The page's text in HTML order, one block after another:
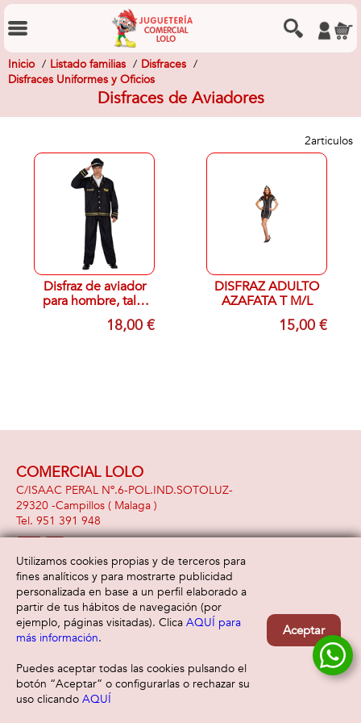
Inicio Listado familias
Disfraces
Disfraces Uniformes y Oficios
Disfraces de Aviadores
2articulos
Disfraz de aviador
para hombre, talla
50-52 M/L18,00 €
DISFRAZ ADULTO
AZAFATA T M/L
15,00 €
Filtrar
COMERCIAL LOLO
C/ISAAC PERAL Nº.6-POL.IND.SOTOLUZ-
29320 -Campillos ( Malaga )
951 391 948
Información
Aviso legal
Política de privacidad
Política de cookies
Atención al cliente
Envío y devolución
Utilizamos cookies propias y de terceros para
fines analíticos y para mostrarte publicidad
personalizada en base a un perfil elaborado a
partir de tus hábitos de navegación (por
ejemplo, páginas visitadas). Clica AQUÍ para
más información.
Puedes aceptar todas las cookies pulsando el
botón “Aceptar” o configurarlas o rechazar su
uso clicando AQUÍ
Aceptar